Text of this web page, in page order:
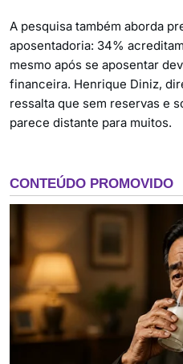
A pesquisa também aborda
aposentadoria: 34%
mesmo após se aposentar
financeira. Henrique Diniz,
ressalta que sem reservas e
parece distante para muitos.